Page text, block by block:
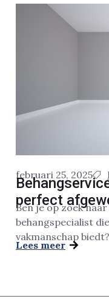
februari 25, 2025
perfect
Ben je op zoek
behangspecialist
vakmanschap
Lees meer